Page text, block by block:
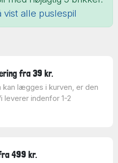
vist alle puslespil
fra 39 kr.
kan lægges i kurven, er den
leverer indenfor 1-2
499 kr.